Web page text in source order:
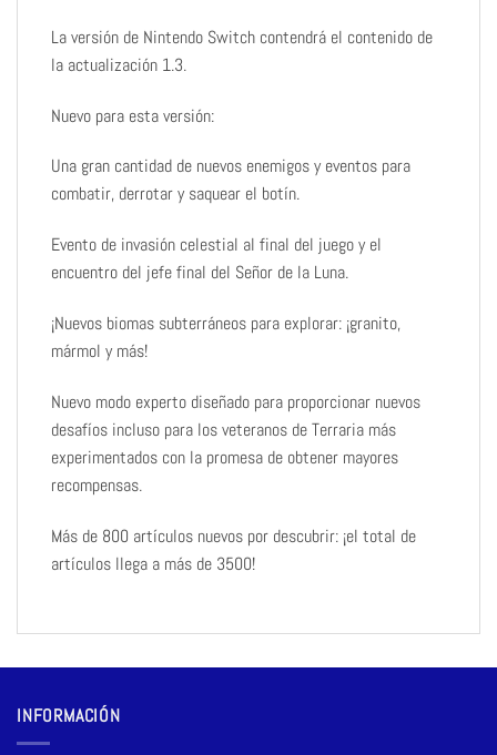
La versión de Nintendo Switch contendrá el contenido de
la actualización 1.3.
Nuevo para esta versión:
Una gran cantidad de nuevos enemigos y eventos para
combatir, derrotar y saquear el botín.
Evento de invasión celestial al final del juego y el
encuentro del jefe final del Señor de la Luna.
¡Nuevos biomas subterráneos para explorar: ¡granito,
mármol y más!
Nuevo modo experto diseñado para proporcionar nuevos
desafíos incluso para los veteranos de Terraria más
experimentados con la promesa de obtener mayores
recompensas.
Más de 800 artículos nuevos por descubrir: ¡el total de
artículos llega a más de 3500!
INFORMACIÓN